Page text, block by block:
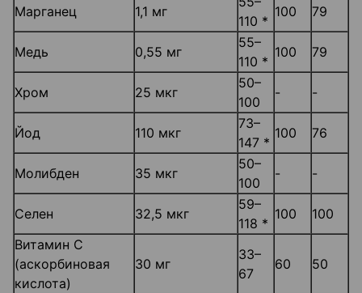
Марганец 1,1 мг
110 *
100 79
Медь 0,55 мг
55–
110 *
100 79
Хром 25 мкг
50–
100
- -
Йод 110 мкг
73–
147 *
100 76
Молибден 35 мкг
50–
100
- -
Селен 32,5 мкг
59–
118 *
100
100
Витамин С
(аскорбиновая
кислота)
30 мг
33–
67
60 50